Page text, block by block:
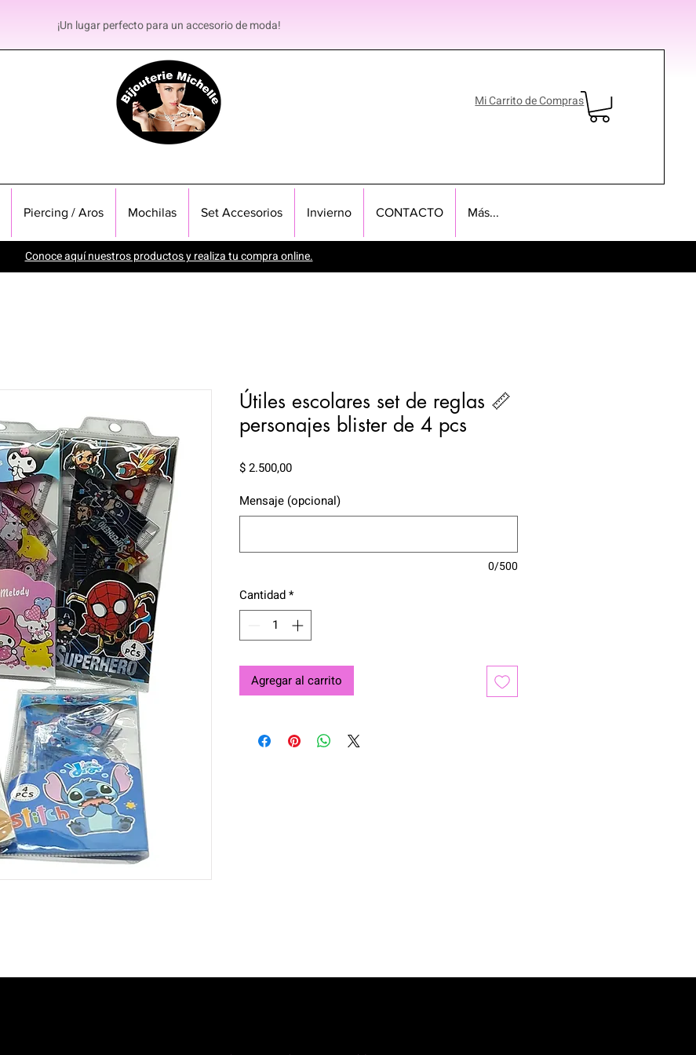
¡Un lugar perfecto para un accesorio de moda!
Mi Carrito de Compras
Piercing / Aros Mochilas Set Accesorios Invierno CONTACTO Más...
Conoce aquí nuestros productos y realiza tu compra online.
Útiles escolares set de reglas 📏
personajes blister de 4 pcs
$ 2.500,00Precio
Mensaje (opcional)
0/500
Cantidad*
Agregar al carrito